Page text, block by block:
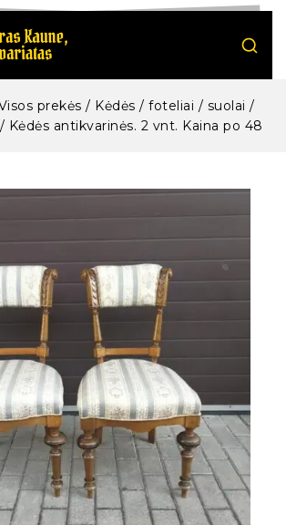
prekės / Kėdės / foteliai / suolai /
/ Kėdės antikvarinės. 2 vnt. Kaina po 48